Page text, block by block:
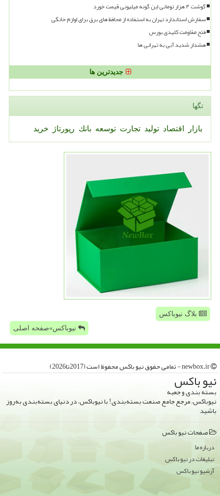
گوشت ۴ هزار تومانی این گونه میلیونی قیمت خورد
سفارش استاندارد تهران به استفاده از محافظ های برق برای لوازم خانگی
فتح مقاومت کلیدی بورس
هشدار شدید آبی به تهرانی ها
جدیدترین ها
تگها
بازار اقتصاد تولید تجارت توسعه بانك رپورتاژ خرید
بلاگ نیوباکس
نیوباکس»صفحه اصلی
نیو باكس
بسته بندی و جعبه
نیوباکس، مرجع جامع صنعت بسته‌بندی! با نیوباکس، در دنیای بسته‌بندی به‌روز
باشید
صفحات نیو باكس
درباره ما
تبلیغات در نیو باكس
آرشیو نیو باكس